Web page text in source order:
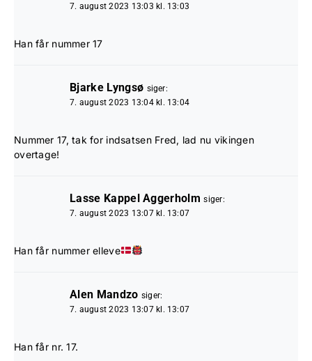
7. august 2023 13:03 kl. 13:03
Han får nummer 17
Bjarke Lyngsø siger:
7. august 2023 13:04 kl. 13:04
Nummer 17, tak for indsatsen Fred, lad nu vikingen
overtage!
Lasse Kappel Aggerholm siger:
7. august 2023 13:07 kl. 13:07
Han får nummer elleve
Alen Mandzo siger:
7. august 2023 13:07 kl. 13:07
Han får nr. 17.